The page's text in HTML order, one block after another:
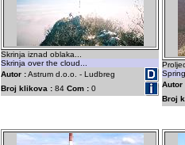
Skrinja iznad oblaka...
Skrinja over the cloud...
Autor :Astrum d.o.o. - Ludbreg
Broj klikova : 84 Com : 0
Autor
Broj